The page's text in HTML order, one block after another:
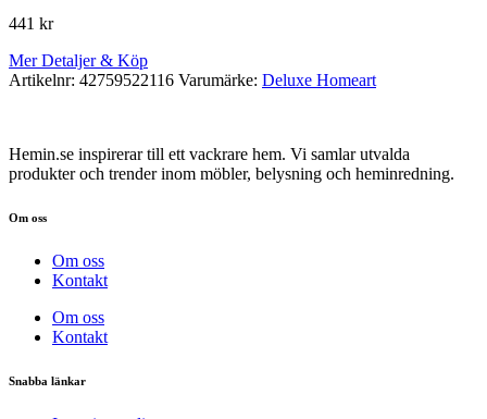
441 kr
Mer Detaljer & Köp
Artikelnr: 42759522116 Varumärke: Deluxe Homeart
Hemin.se inspirerar till ett vackrare hem. Vi samlar utvalda
produkter och trender inom möbler, belysning och heminredning.
Om oss
Om oss
Kontakt
Om oss
Kontakt
Snabba länkar